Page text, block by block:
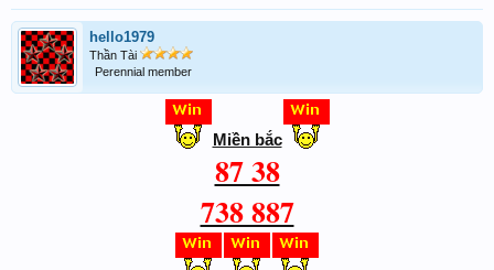
hello1979
Thần Tài
Perennial member
Miền bắc
87 38
738 887